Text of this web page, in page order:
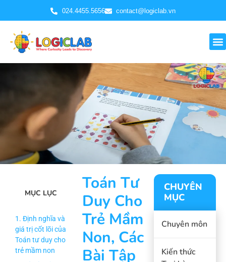
024.4455.5656 contact@logiclab.vn
MỤC LỤC
1. Định nghĩa và
giá trị cốt lõi của
Toán tư duy cho
trẻ mầm non
Toán Tư
Duy Cho
Trẻ Mầm
Non, Các
Bài Tập
CHUYÊN
MỤC
Chuyên môn
Kiến thức